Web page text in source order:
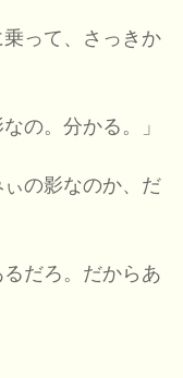
って、さっきか
の。分かる。」
の影なのか、だ
るだろ。だからあ